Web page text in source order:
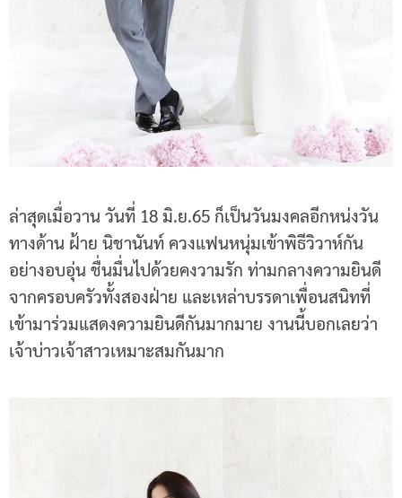
ล่าสุดเมื่อวาน วันที่ 18 มิ.ย.65 ก็เป็นวันมงคลอีกหน่งวัน
ทางด้าน ฝ้าย นิชานันท์ ควงแฟนหนุ่มเข้าพิธีวิวาห์กัน
อย่างอบอุ่น ชื่นมื่นไปด้วยคงวามรัก ท่ามกลางความยินดี
จากครอบครัวทั้งสองฝ่าย และเหล่าบรรดาเพื่อนสนิทที่
เข้ามาร่วมแสดงความยินดีกันมากมาย งานนี้บอกเลยว่า
เจ้าบ่าวเจ้าสาวเหมาะสมกันมาก